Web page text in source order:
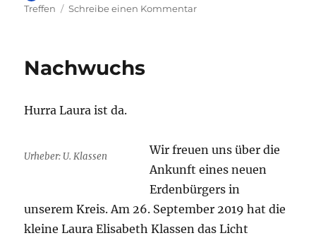
am
Treffen
Schreibe einen Kommentarzu
Nachwuchs
Hurra Laura ist da.
Urheber: U. Klassen
Wir freuen uns über die
Ankunft eines neuen
Erdenbürgers in
unserem Kreis. Am 26. September 2019 hat die
kleine Laura Elisabeth Klassen das Licht